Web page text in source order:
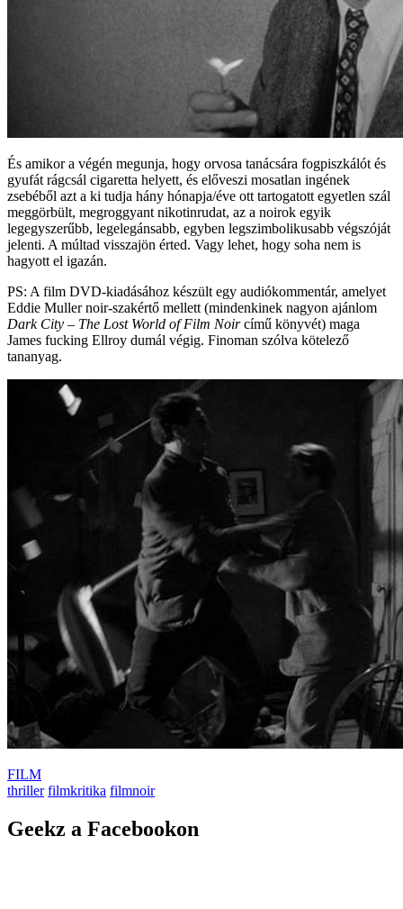
És amikor a végén megunja, hogy orvosa tanácsára fogpiszkálót és
gyufát rágcsál cigaretta helyett, és előveszi mosatlan ingének
zsebéből azt a ki tudja hány hónapja/éve ott tartogatott egyetlen szál
meggörbült, megroggyant nikotinrudat, az a noirok egyik
legegyszerűbb, legelegánsabb, egyben legszimbolikusabb végszóját
jelenti. A múltad visszajön érted. Vagy lehet, hogy soha nem is
hagyott el igazán.
PS: A film DVD-kiadásához készült egy audiókommentár, amelyet
Eddie Muller noir-szakértő mellett (mindenkinek nagyon ajánlom
Dark City – The Lost World of Film Noircímű könyvét) maga
James fucking Ellroy dumál végig. Finoman szólva kötelező
tananyag.
FILM
thriller filmkritika filmnoir
Geekz a Facebookon